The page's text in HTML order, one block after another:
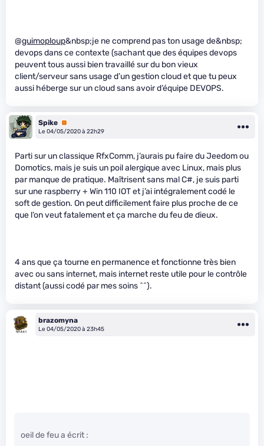
@guimoploup&nbsp;je ne comprend pas ton usage de&nbsp;
devops dans ce contexte (sachant que des équipes devops
peuvent tous aussi bien travaillé sur du bon vieux
client/serveur sans usage d’un gestion cloud et que tu peux
aussi héberge sur un cloud sans avoir d’équipe DEVOPS.
Spike Premium
Le 04/05/2020 à 22h29
Parti sur un classique RfxComm, j’aurais pu faire du Jeedom ou
Domotics, mais je suis un poil alergique avec Linux, mais plus
par manque de pratique. Maîtrisent sans mal C#, je suis parti
sur une raspberry + Win 110 IOT et j’ai intégralement codé le
soft de gestion. On peut difficilement faire plus proche de ce
que l’on veut fatalement et ça marche du feu de dieux.
4 ans que ça tourne en permanence et fonctionne très bien
avec ou sans internet, mais internet reste utile pour le contrôle
distant (aussi codé par mes soins ^^).
brazomyna
Le 04/05/2020 à 23h45
oeil de feu a écrit :